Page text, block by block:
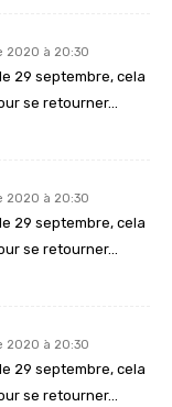
2020 à 20:30
29 septembre, cela
se retourner…
2020 à 20:30
29 septembre, cela
se retourner…
2020 à 20:30
29 septembre, cela
se retourner…